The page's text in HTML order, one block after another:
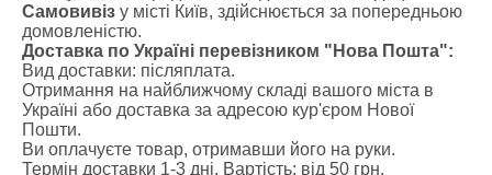
Самовивіз у місті Київ, здійснюється за попередньою
домовленістю.
Доставка по Україні перевізником "Нова Пошта":
Вид доставки: післяплата.
Отримання на найближчому складі вашого міста в
Україні або доставка за адресою кур'єром Нової
Пошти.
Ви оплачуєте товар, отримавши його на руки.
Термін доставки 1-3 дні. Вартість: від 50 грн.